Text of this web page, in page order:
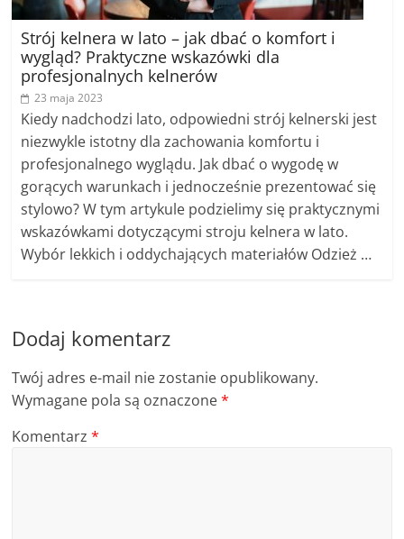
Strój kelnera w lato – jak dbać o komfort i
wygląd? Praktyczne wskazówki dla
profesjonalnych kelnerów
23 maja 2023
Kiedy nadchodzi lato, odpowiedni strój kelnerski jest
niezwykle istotny dla zachowania komfortu i
profesjonalnego wyglądu. Jak dbać o wygodę w
gorących warunkach i jednocześnie prezentować się
stylowo? W tym artykule podzielimy się praktycznymi
wskazówkami dotyczącymi stroju kelnera w lato.
Wybór lekkich i oddychających materiałów Odzież …
Dodaj komentarz
Twój adres e-mail nie zostanie opublikowany.
Wymagane pola są oznaczone*
Komentarz*